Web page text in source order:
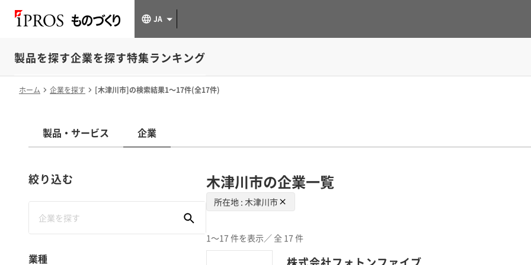
JA
製品を探す企業を探す特集ランキング
ホーム 企業を探す [木津川市]の検索結果1～17件(全17件)
製品・サービス 企業
木津川市の企業一覧
所在地 : 木津川市
1～17 件を表示／ 全 17 件
絞り込む
業種